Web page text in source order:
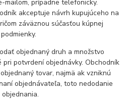
mailom, prípadne telefonicky.
akceptuje návrh kupujúceho na
záväznou súčasťou kúpnej
objednaný druh a množstvo
potvrdení objednávky. Obchodník
tovar, najmä ak vzniknú
objednávateľa, toto nedodanie